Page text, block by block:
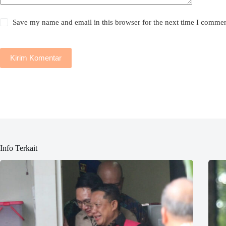
Save my name and email in this browser for the next time I
Kirim Komentar
Info Terkait